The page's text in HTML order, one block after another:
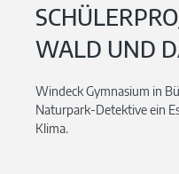
WALD UND
Windeck Gymnasium in
Naturpark-Detektive ein
Klima.